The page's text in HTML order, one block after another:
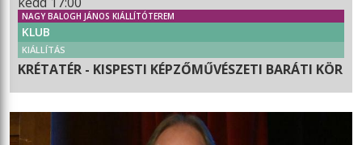
NAGY BALOGH JÁNOS KIÁLLÍTÓTEREM
KLUB
KIÁLLÍTÁS
KRÉTATÉR - KISPESTI KÉPZŐMŰVÉSZETI BARÁTI KÖR